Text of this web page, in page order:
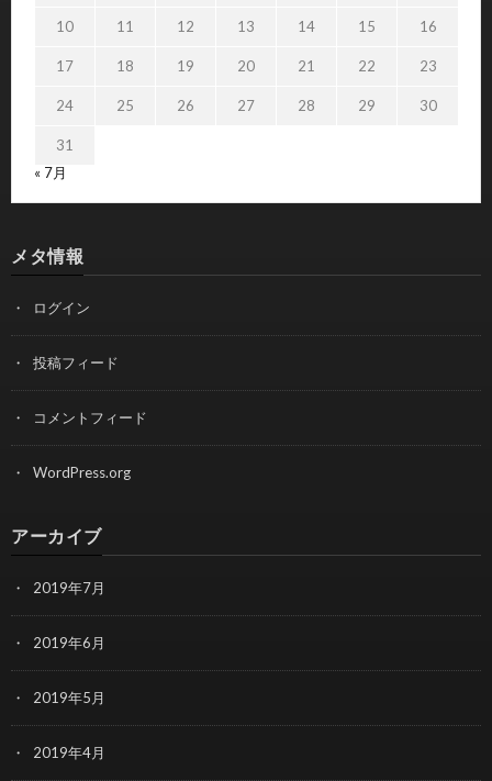
10 11 12 13 14 15 16
17 18 19 20 21 22 23
24 25 26 27 28 29 30
31
« 7月
メタ情報
ログイン
投稿フィード
コメントフィード
WordPress.org
アーカイブ
2019年7月
2019年6月
2019年5月
2019年4月